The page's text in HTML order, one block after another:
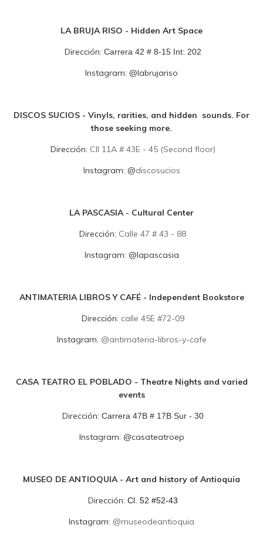
LA BRUJA RISO - Hidden Art Space
Dirección: Carrera 42 # 8-15 Int: 202
Instagram: @labrujariso
DISCOS SUCIOS - Vinyls, rarities, and hidden sounds. For
those seeking more.
Dirección: Cll 11A # 43E - 45 (Second floor)
Instagram: @discosucios
LA PASCASIA - Cultural Center
Dirección: Calle 47 # 43 - 88
Instagram: @lapascasia
ANTIMATERIA LIBROS Y CAFÉ - Independent Bookstore
Dirección: calle 45E #72-09
Instagram: @antimateria-libros-y-cafe
CASA TEATRO EL POBLADO - Theatre Nights and varied
events
Dirección: Carrera 47B # 17B Sur - 30
Instagram: @casateatroep
MUSEO DE ANTIOQUIA - Art and history of Antioquia
Dirección: Cl. 52 #52-43
Instagram: @museodeantioquia